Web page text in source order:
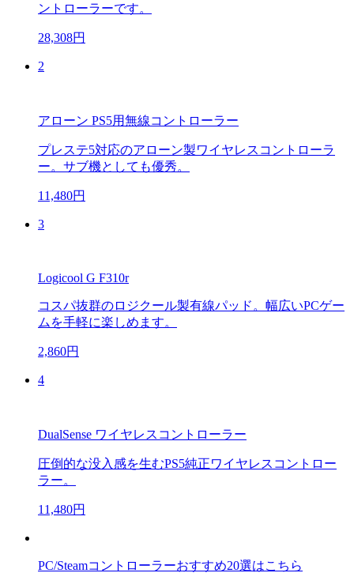
ントローラーです。
28,308円
2
アローン PS5用無線コントローラー
プレステ5対応のアローン製ワイヤレスコントローラ
ー。サブ機としても優秀。
11,480円
3
Logicool G F310r
コスパ抜群のロジクール製有線パッド。幅広いPCゲー
ムを手軽に楽しめます。
2,860円
4
DualSense ワイヤレスコントローラー
圧倒的な没入感を生むPS5純正ワイヤレスコントロー
ラー。
11,480円
PC/Steamコントローラーおすすめ20選はこちら